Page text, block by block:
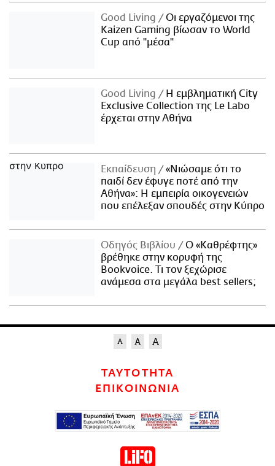
Good Living
Οι εργαζόμενοι της
Kaizen Gaming βίωσαν το World
Cup από "μέσα"
Good Living
Η εμβληματική City
Exclusive Collection της Le Labo
έρχεται στην Αθήνα
Εκπαίδευση
«Νιώσαμε ότι το
παιδί δεν έφυγε ποτέ από την
Αθήνα»: Η εμπειρία οικογενειών
που επέλεξαν σπουδές στην Κύπρο
Οδηγός Βιβλίου
Ο «Καθρέφτης»
βρέθηκε στην κορυφή της
Bookvoice. Τι τον ξεχώρισε
ανάμεσα στα μεγάλα best sellers;
ΤΑΥΤΟΤΗΤΑ
ΕΠΙΚΟΙΝΩΝΙΑ